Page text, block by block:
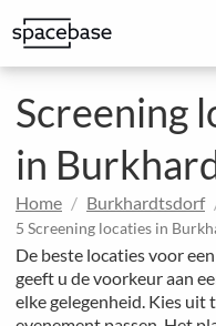
Screening
in
Home Burkhardtsdorf
5 Screening locaties in
De beste locaties voor
geeft u de voorkeur aan
elke gelegenheid. Kies uit